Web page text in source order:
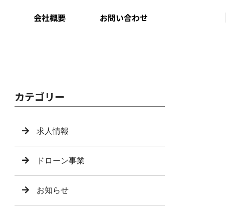
会社概要 お問い合わせ
カテゴリー
求人情報
ドローン事業
お知らせ